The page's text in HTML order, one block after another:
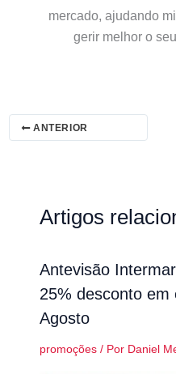
mercado, ajudando
gerir melhor o
ANTERIOR
Artigos
Antevisão
25% desconto em
Agosto
promoções/ Por Daniel